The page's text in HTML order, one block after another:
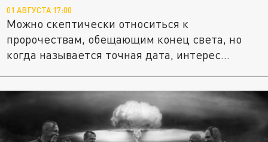
01 АВГУСТА 17:00
Можно скептически относиться к
пророчествам, обещающим конец света, но
когда называется точная дата, интерес...